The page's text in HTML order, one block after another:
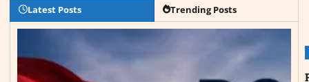
Latest Posts Trending Posts